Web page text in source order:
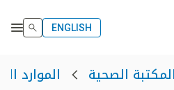
ENGLISH
المكتبة الصحية الموارد